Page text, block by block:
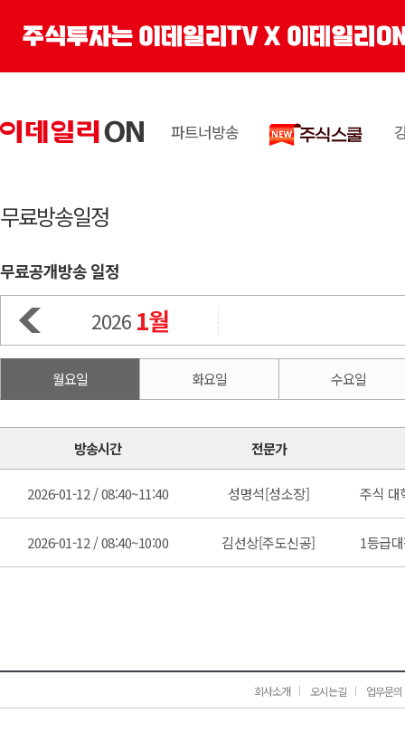
파트너방송
무료방송일정
무료공개방송 일정
2026 1월
월요일 화요일 수요일
방송시간 전문가
2026-01-12 / 08:40~11:40 성명석[성소장] 주식 대
2026-01-12 / 08:40~10:00 김선상[주도신공] 1등급
회사소개 오시는길 업무문의